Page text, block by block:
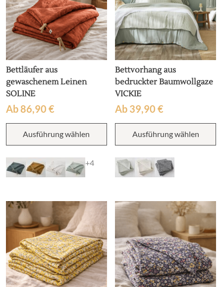
werden
Bettläufer aus
gewaschenem Leinen
SOLINE
Ab86,90 €
Ausführung wählen
Dieses
Produkt
weist
Varianten
auf.
können
Produktseite
gewählt
werden
+4
Bettvorhang aus
bedruckter Baumwollgaze
VICKIE
Ab 39,90€
Ausführung wählen